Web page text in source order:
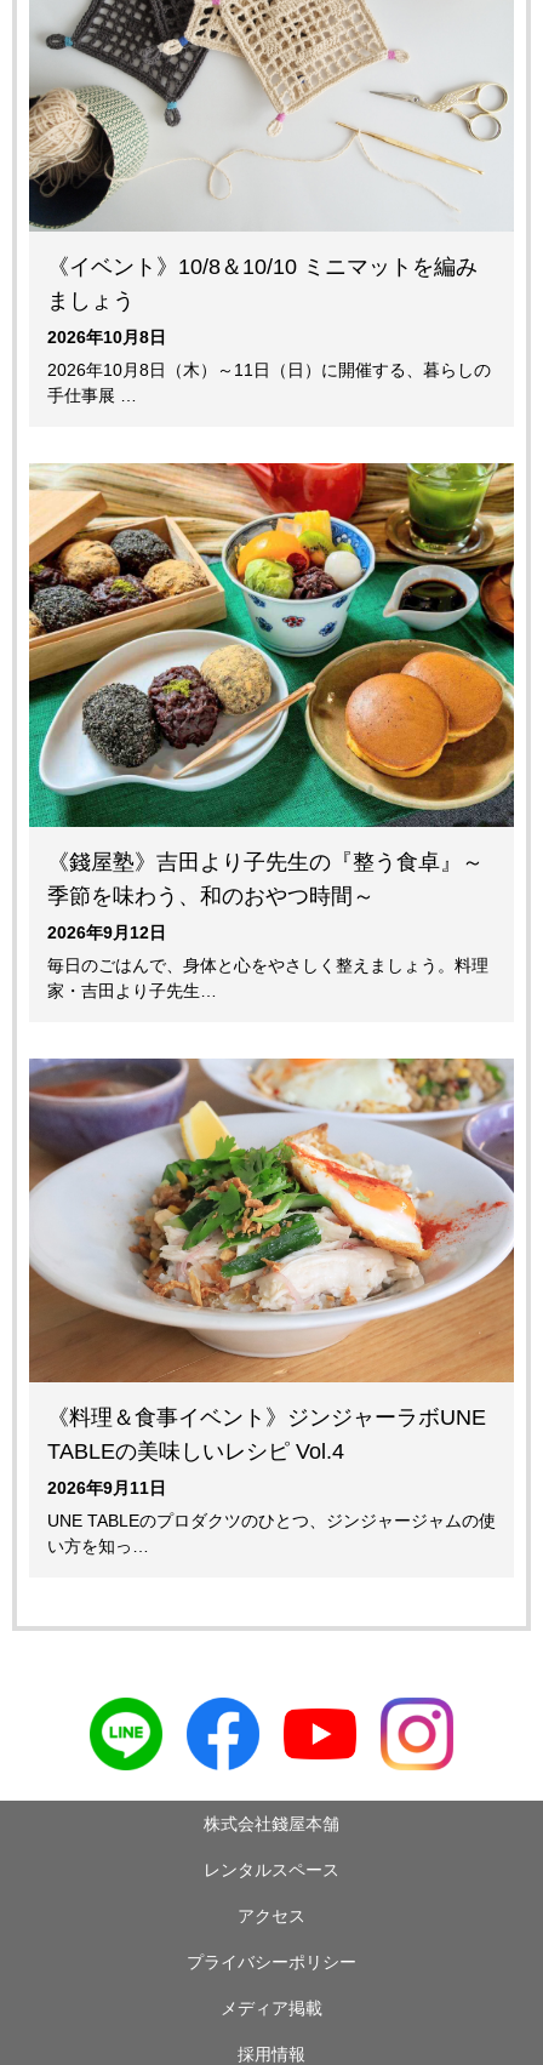
《イベント》10/8＆10/10 ミニマットを編み
ましょう
2026年10月8日
2026年10月8日（木）～11日（日）に開催する、暮らしの
手仕事展 …
《錢屋塾》吉田より子先生の『整う食卓』～
季節を味わう、和のおやつ時間～
2026年9月12日
毎日のごはんで、身体と心をやさしく整えましょう。料理
家・吉田より子先生…
《料理＆食事イベント》ジンジャーラボUNE
TABLEの美味しいレシピ Vol.4
2026年9月11日
UNE TABLEのプロダクツのひとつ、ジンジャージャムの使
い方を知っ…
株式会社錢屋本舗
レンタルスペース
アクセス
プライバシーポリシー
メディア掲載
採用情報